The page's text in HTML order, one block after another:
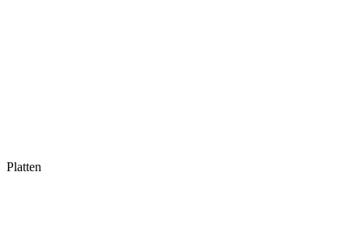
Platten